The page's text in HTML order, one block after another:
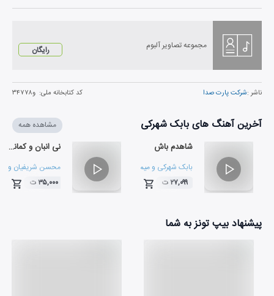
مجموعه تصاویر آلبوم رایگان
ناشر :شرکت پارت صدا کد کتابخانه ملی: و۳۴۷۷۸
آخرین آهنگ های بابک شهرکی مشاهده همه
شاهدم باش
بابک شهرکی و میم پایمزد
۰۳:۵۶
۲۷,۰۹۹ ت
نی انبان و کمانچه
محسن شریفیان و
۰۵:۲۸
۳۵,۰۰۰ ت
پیشنهاد بیپ تونز به شما